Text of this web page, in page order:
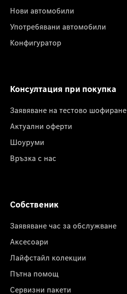
Нови автомобили
Употребявани автомобили
Конфигуратор
Консултация при покупка
Заявяване на тестово шофиране
Актуални оферти
Шоуруми
Връзка с нас
Собственик
Заявяване час за обслужване
Аксесоари
Лайфстайл колекции
Пътна помощ
Сервизни пакети